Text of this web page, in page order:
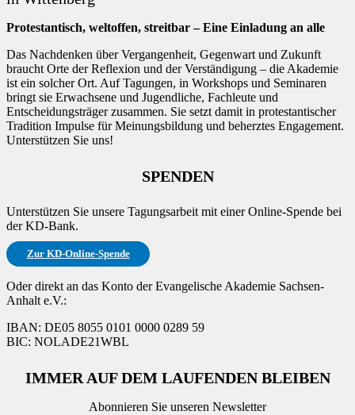
Protestantisch, weltoffen, streitbar – Eine Einladung an alle
Das Nachdenken über Vergangenheit, Gegenwart und Zukunft
braucht Orte der Reflexion und der Verständigung – die Akademie
ist ein solcher Ort. Auf Tagungen, in Workshops und Seminaren
bringt sie Erwachsene und Jugendliche, Fachleute und
Entscheidungsträger zusammen. Sie setzt damit in protestantischer
Tradition Impulse für Meinungsbildung und beherztes Engagement.
Unterstützen Sie uns!
SPENDEN
Unterstützen Sie unsere Tagungsarbeit mit einer Online-Spende bei
der KD-Bank.
Zur KD-Online-Spende
Oder direkt an das Konto der Evangelische Akademie Sachsen-
Anhalt e.V.:
IBAN: DE05 8055 0101 0000 0289 59
BIC: NOLADE21WBL
IMMER AUF DEM LAUFENDEN BLEIBEN
Abonnieren Sie unseren Newsletter